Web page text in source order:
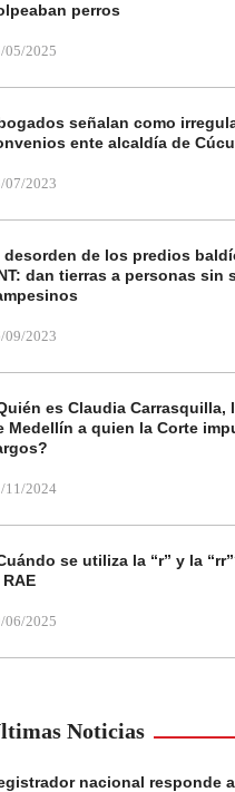
perros
05/2025
señalan como
ente alcaldía de
07/2023
desorden de los predios
dan tierras a personas sin
09/2023
es Claudia Carrasquilla,
Medellín a quien la Corte
11/2024
se utiliza la “r” y la
RAE
06/2025
Noticias
nacional responde a